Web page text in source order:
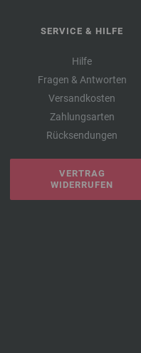
SERVICE & HILFE
Hilfe
Fragen & Antworten
Versandkosten
Zahlungsarten
Rücksendungen
VERTRAG
WIDERRUFEN